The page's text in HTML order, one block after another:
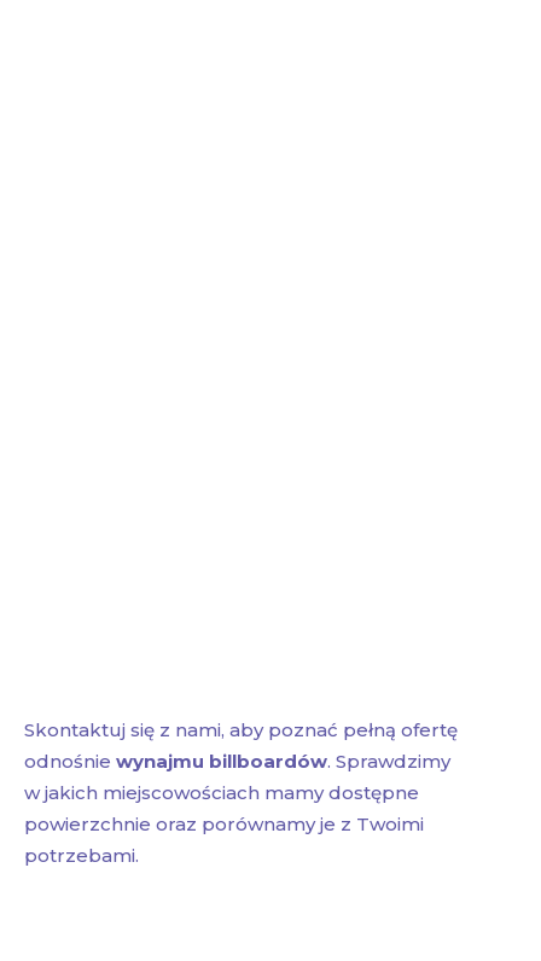
Skontaktuj się z nami, aby poznać pełną ofertę
odnośnie wynajmu billboardów. Sprawdzimy
w jakich miejscowościach mamy dostępne
powierzchnie oraz porównamy je z Twoimi
potrzebami.